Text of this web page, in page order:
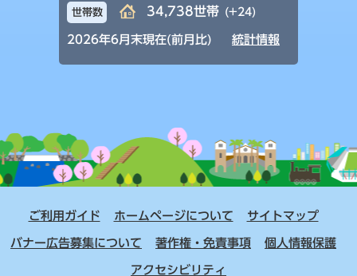
世帯数 34,738世帯 (+24)
2026年6月末現在(前月比) 統計情報
ご利用ガイド ホームページについて サイトマップ
バナー広告募集について 著作権・免責事項 個人情報保護
アクセシビリティ